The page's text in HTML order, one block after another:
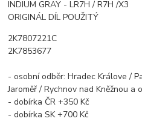
INDIUM GRAY - LR7H / R7H /X3
ORIGINÁL DÍL POUŽITÝ
2K7807221C
2K7853677
- osobní odběr: Hradec Králove /
Jaroměř / Rychnov nad Kněžnou a
- dobírka ČR +350 Kč
- dobírka SK +700 Kč